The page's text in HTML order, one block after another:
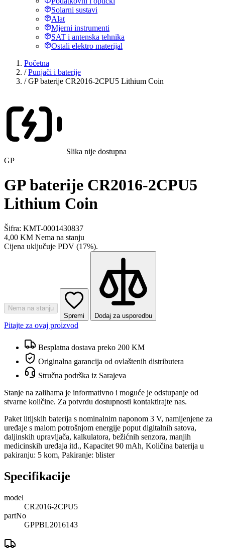
Solarni sustavi
Alat
Mjerni instrumenti
SAT i antenska tehnika
Ostali elektro materijal
Početna
/ Punjači i baterije
/ GP baterije CR2016-2CPU5 Lithium Coin
Slika nije dostupna
GP
GP baterije CR2016-2CPU5
Lithium Coin
Šifra: KMT-0001430837
4,00 KM Nema na stanju
Cijena uključuje PDV (17%).
Nema na stanju
Spremi
Dodaj za usporedbu
Pitajte za ovaj proizvod
Besplatna dostava preko 200 KM
Originalna garancija od ovlaštenih distributera
Stručna podrška iz Sarajeva
Stanje na zalihama je informativno i moguće je odstupanje od
stvarne količine. Za potvrdu dostupnosti kontaktirajte nas.
Paket litijskih baterija s nominalnim naponom 3 V, namijenjene za
uređaje s malom potrošnjom energije poput digitalnih satova,
daljinskih upravljača, kalkulatora, bežićnih senzora, manjih
medicinskih uređaja itd., Kapacitet 90 mAh, Količina baterija u
pakiranju: 5 kom, Pakiranje: blister
Specifikacije
model
CR2016-2CPU5
partNo
GPPBL2016143